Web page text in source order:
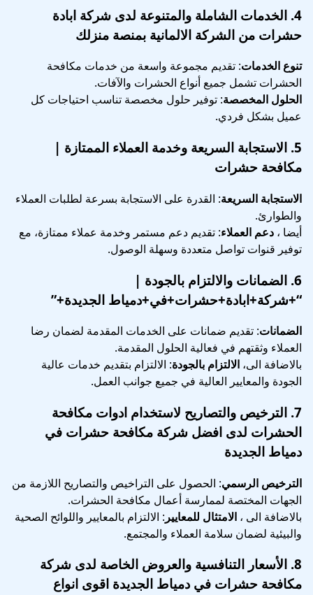
4. الخدمات الشاملة والمتنوعة لدى شركة ابادة
حشرات من الشركة الالمانية بمنصة منزلك
تنوع الخدمات: تقديم مجموعة واسعة من خدمات مكافحة
الحشرات تشمل جميع أنواع الحشرات والآفات.
الحلول المخصصة: توفير حلول مخصصة تناسب احتياجات كل
عميل بشكل فردي.
5. الاستجابة السريعة وخدمة العملاء الممتازة |
مكافحة حشرات
الاستجابة السريعة: القدرة على الاستجابة بسرعة لطلبات العملاء
والطوارئ.
أيضا ، دعم العملاء: تقديم دعم مستمر وخدمة عملاء ممتازة، مع
توفير قنوات تواصل متعددة وسهلة الوصول.
6. الضمانات والالتزام بالجودة |
“+شركة+ابادة+حشرات+في+دمياط الجديدة+”
الضمانات: تقديم ضمانات على الخدمات المقدمة لضمان رضا
العملاء وثقتهم في فعالية الحلول المقدمة.
بالاضافة الى، الالتزام بالجودة: الالتزام بتقديم خدمات عالية
الجودة والمعايير العالية في جميع جوانب العمل.
7. الترخيص والتصاريح لاستخدام ادوات مكافحة
الحشرات لدى افضل شركة مكافحة حشرات في
دمياط الجديدة
الترخيص الرسمي: الحصول على التراخيص والتصاريح اللازمة من
الجهات المختصة لممارسة أعمال مكافحة الحشرات.
بالاضافة الى ، الامتثال للمعايير : الالتزام بالمعايير واللوائح الصحية
والبيئية لضمان سلامة العملاء والمجتمع.
8. الأسعار التنافسية والعروض الخاصة لدى شركة
مكافحة حشرات في دمياط الجديدة اقوى انواع